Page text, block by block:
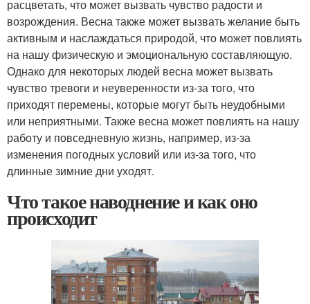
расцветать, что может вызвать чувство радости и
возрождения. Весна также может вызвать желание быть
активным и наслаждаться природой, что может повлиять
на нашу физическую и эмоциональную составляющую.
Однако для некоторых людей весна может вызвать
чувство тревоги и неуверенности из-за того, что
приходят перемены, которые могут быть неудобными
или неприятными. Также весна может повлиять на нашу
работу и повседневную жизнь, например, из-за
изменения погодных условий или из-за того, что
длинные зимние дни уходят.
Что такое наводнение и как оно
происходит